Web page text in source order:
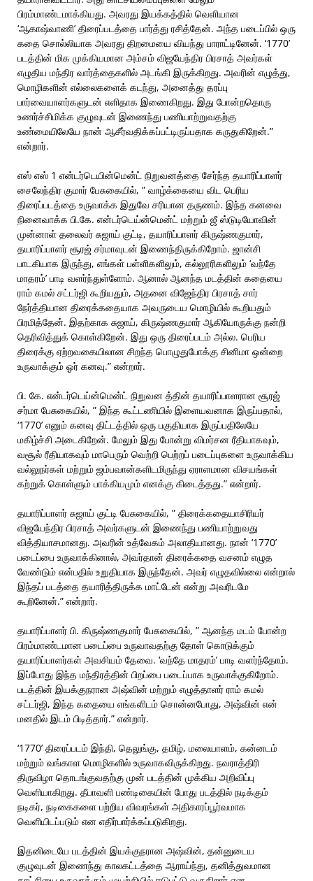
பிரம்மாண்டமாக்கியது. அவரது இயக்கத்தில் வெளியான
‘ஆகாஷ்வாணி’ திரைப்படத்தை பார்த்து ரசித்தேன். அந்த படைப்பில் ஒரு
கதை சொல்லியாக அவரது திறமையை வியந்து பாராட்டினேன். ‘1770’
படத்தின் மிக முக்கியமான அம்சம் விஜயேந்திர பிரசாத் அவர்கள்
எழுதிய மந்திர வார்த்தைகளில் அடங்கி இருக்கிறது. அவரின் எழுத்து,
மொழிகளின் எல்லைகளைக் கடந்து, அனைத்து தரப்பு
பார்வையாளர்களுடன் எளிதாக இணைகிறது. இது போன்றதொரு
உணர்ச்சிமிக்க குழுவுடன் இணைந்து பணியாற்றுவதற்கு
உண்மையிலேயே நான் ஆசீர்வதிக்கப்பட்டிருப்பதாக கருதுகிறேன்.”
என்றார்.
எஸ் எஸ் 1 என்டர்டெயின்மென்ட் நிறுவனத்தை சேர்ந்த தயாரிப்பாளர்
சைலேந்திர குமார் பேசுகையில், ” வாழ்க்கையை விட பெரிய
திரைப்படத்தை உருவாக்க இதுவே சரியான தருணம். இந்த கனவை
நினைவாக்க பி.கே. என்டர்டெய்ன்மென்ட் மற்றும் ஜீ ஸ்டுடியோவின்
முன்னாள் தலைவர் சுஜாய் குட்டி, தயாரிப்பாளர் கிருஷ்ணகுமார்,
தயாரிப்பாளர் சூரஜ் சர்மாவுடன் இணைந்திருக்கிறோம். ஜான்சி
பாடகியாக இருந்து, எங்கள் பள்ளிகளிலும், கல்லூரிகளிலும் ‘வந்தே
மாதரம்’ பாடி வளர்ந்துள்ளோம். ஆனால் ஆனந்த மடத்தின் கதையை
ராம் கமல் சட்டர்ஜி கூறியதும், அதனை விஜேந்திர பிரசாத் சார்
நேர்த்தியான திரைக்கதையாக அவருடைய மொழியில் கூறியதும்
பிரமித்தேன். இதற்காக சுஜாய், கிருஷ்ணகுமார் ஆகியோருக்கு நன்றி
தெரிவித்துக் கொள்கிறேன். இது ஒரு திரைப்படம் அல்ல. பெரிய
திரைக்கு ஏற்றவகையிலான சிறந்த பொழுதுபோக்கு சினிமா ஒன்றை
உருவாக்கும் ஓர் கனவு.” என்றார்.
பி. கே. என்டர்டெய்ன்மென்ட் நிறுவன த்தின் தயாரிப்பாளரான சூரஜ்
சர்மா பேசுகையில், ” இந்த கூட்டணியில் இளையவனாக இருப்பதால்,
‘1770’ எனும் கனவு திட்டத்தில் ஒரு பகுதியாக இருப்பதிலேயே
மகிழ்ச்சி அடைகிறேன். மேலும் இது போன்று விமர்சன ரீதியாகவும்,
வசூல் ரீதியாகவும் மாபெரும் வெற்றி பெற்றப் படைப்புகளை உருவாக்கிய
வல்லுநர்கள் மற்றும் ஜம்பவான்களிடமிருந்து ஏராளமான விசயங்கள்
கற்றுக் கொள்ளும் பாக்கியமும் எனக்கு கிடைத்தது.” என்றார்.
தயாரிப்பாளர் சுஜாய் குட்டி பேசுகையில், ” திரைக்கதையாசிரியர்
விஜயேந்திர பிரசாத் அவர்களுடன் இணைந்து பணியாற்றுவது
வித்தியாசமானது. அவரின் உத்வேகம் அலாதியானது. நான் ‘1770’
படைப்பை உருவாக்கினால், அவர்தான் திரைக்கதை வசனம் எழுத
வேண்டும் என்பதில் உறுதியாக இருந்தேன். அவர் எழுதவில்லை என்றால்
இந்தப் படத்தை தயாரித்திருக்க மாட்டேன் என்று அவரிடமே
கூறினேன்.” என்றார்.
தயாரிப்பாளர் பி. கிருஷ்ணகுமார் பேசுகையில், ” ஆனந்த மடம் போன்ற
பிரம்மாண்டமான படைப்பை உருவாவதற்கு தோள் கொடுக்கும்
தயாரிப்பாளர்கள் அவசியம் தேவை. ‘வந்தே மாதரம்’ பாடி வளர்ந்தோம்.
இப்போது இந்த மந்திரத்தின் பிறப்பை படைப்பாக உருவாக்குகிறோம்.
படத்தின் இயக்குநரான அஷ்வின் மற்றும் எழுத்தாளர் ராம் கமல்
சட்டர்ஜி, இந்த கதையை எங்களிடம் சொன்னபோது, அஷ்வின் என்
மனதில் இடம் பிடித்தார்.” என்றார்.
‘1770’ திரைப்படம் இந்தி, தெலுங்கு, தமிழ், மலையாளம், கன்னடம்
மற்றும் வங்காள மொழிகளில் உருவாகவிருக்கிறது. நவராத்திரி
திருவிழா தொடங்குவதற்கு முன் படத்தின் முக்கிய அறிவிப்பு
வெளியாகிறது. தீபாவளி பண்டிகையின் போது படத்தில் நடிக்கும்
நடிகர், நடிகைகளை பற்றிய விவரங்கள் அதிகாரப்பூர்வமாக
வெளியிடப்படும் என எதிர்பார்க்கப்படுகிறது.
இதனிடையே படத்தின் இயக்குநரான அஷ்வின், தன்னுடைய
குழுவுடன் இணைந்து காலகட்டத்தை ஆராய்ந்து, தனித்துவமான